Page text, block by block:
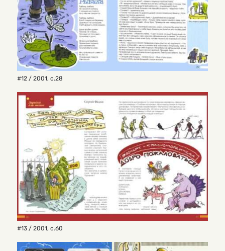
#12 / 2001, с.28
#13 / 2001, с.60